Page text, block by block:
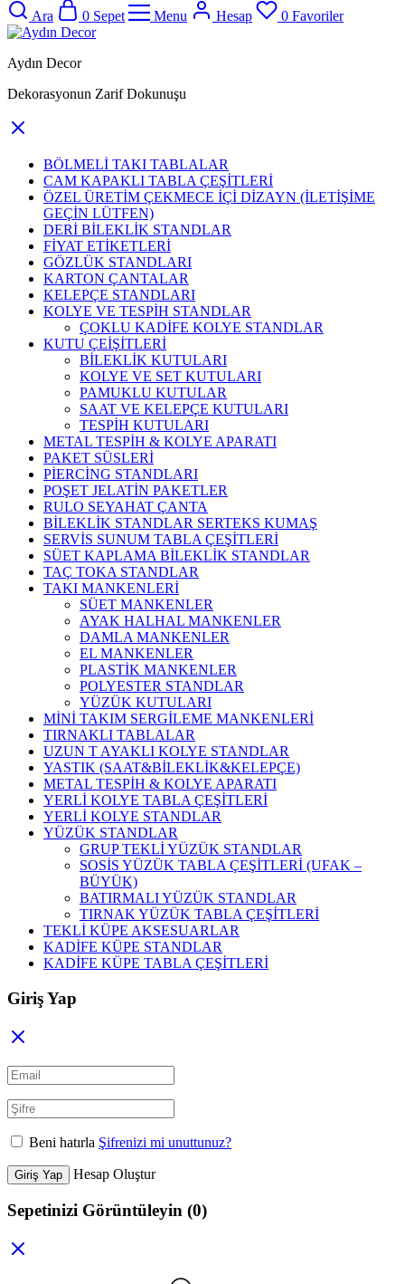
Ara
0 Sepet Menu Hesap 0 Favoriler
Aydın Decor
Dekorasyonun Zarif Dokunuşu
BÖLMELİ TAKI TABLALAR
CAM KAPAKLI TABLA ÇEŞİTLERİ
ÖZEL ÜRETİM ÇEKMECE İÇİ DİZAYN (İLETİŞİME
GEÇİN LÜTFEN)
DERİ BİLEKLİK STANDLAR
FİYAT ETİKETLERİ
GÖZLÜK STANDLARI
KARTON ÇANTALAR
KELEPÇE STANDLARI
KOLYE VE TESPİH STANDLAR
ÇOKLU KADİFE KOLYE STANDLAR
KUTU ÇEİŞİTLERİ
BİLEKLİK KUTULARI
KOLYE VE SET KUTULARI
PAMUKLU KUTULAR
SAAT VE KELEPÇE KUTULARI
TESPİH KUTULARI
METAL TESPİH & KOLYE APARATI
PAKET SÜSLERİ
PİERCİNG STANDLARI
POŞET JELATİN PAKETLER
RULO SEYAHAT ÇANTA
BİLEKLİK STANDLAR SERTEKS KUMAŞ
SERVİS SUNUM TABLA ÇEŞİTLERİ
SÜET KAPLAMA BİLEKLİK STANDLAR
TAÇ TOKA STANDLAR
TAKI MANKENLERİ
SÜET MANKENLER
AYAK HALHAL MANKENLER
DAMLA MANKENLER
EL MANKENLER
PLASTİK MANKENLER
POLYESTER STANDLAR
YÜZÜK KUTULARI
MİNİ TAKIM SERGİLEME MANKENLERİ
TIRNAKLI TABLALAR
UZUN T AYAKLI KOLYE STANDLAR
YASTIK (SAAT&BİLEKLİK&KELEPÇE)
METAL TESPİH & KOLYE APARATI
YERLİ KOLYE TABLA ÇEŞİTLERİ
YERLİ KOLYE STANDLAR
YÜZÜK STANDLAR
GRUP TEKLİ YÜZÜK STANDLAR
SOSİS YÜZÜK TABLA ÇEŞİTLERİ (UFAK –
BÜYÜK)
BATIRMALI YÜZÜK STANDLAR
TIRNAK YÜZÜK TABLA ÇEŞİTLERİ
TEKLİ KÜPE AKSESUARLAR
KADİFE KÜPE STANDLAR
KADİFE KÜPE TABLA ÇEŞİTLERİ
Giriş Yap
Beni hatırla Şifrenizi mi unuttunuz?
Giriş Yap Hesap Oluştur
Sepetinizi Görüntüleyin (0)